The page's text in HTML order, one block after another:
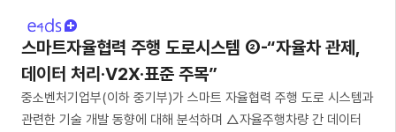
스마트자율협력 주행 도로시스템 ②-“자율차 관제,
데이터 처리·V2X·표준 주목”
중소벤처기업부(이하 중기부)가 스마트 자율협력 주행 도로 시스템과
관련한 기술 개발 동향에 대해 분석하며 △자율주행차량 간 데이터